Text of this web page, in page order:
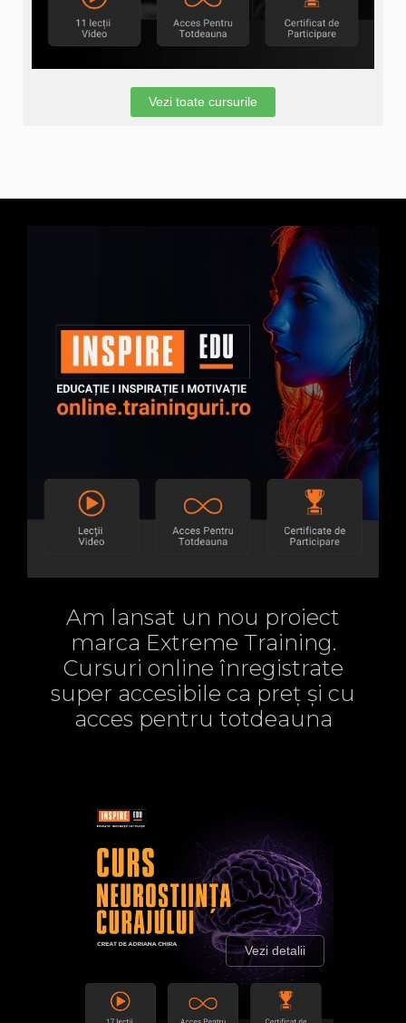
Vezi toate cursurile
Am lansat un nou proiect
marca Extreme Training.
Cursuri online înregistrate
super accesibile ca preț și cu
acces pentru totdeauna
Vezi detalii